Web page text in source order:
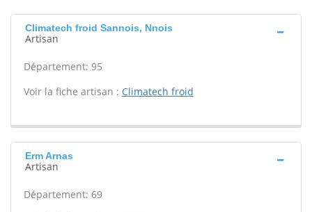
Climatech froid Sannois, Nnois
Artisan
Département: 95
Voir la fiche artisan : Climatech froid
Erm Arnas
Artisan
Département: 69